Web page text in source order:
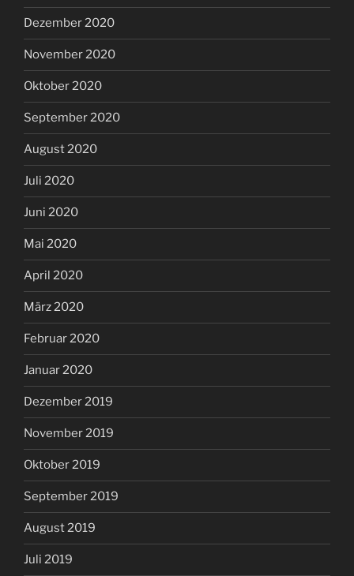
Dezember 2020
November 2020
Oktober 2020
September 2020
August 2020
Juli 2020
Juni 2020
Mai 2020
April 2020
März 2020
Februar 2020
Januar 2020
Dezember 2019
November 2019
Oktober 2019
September 2019
August 2019
Juli 2019